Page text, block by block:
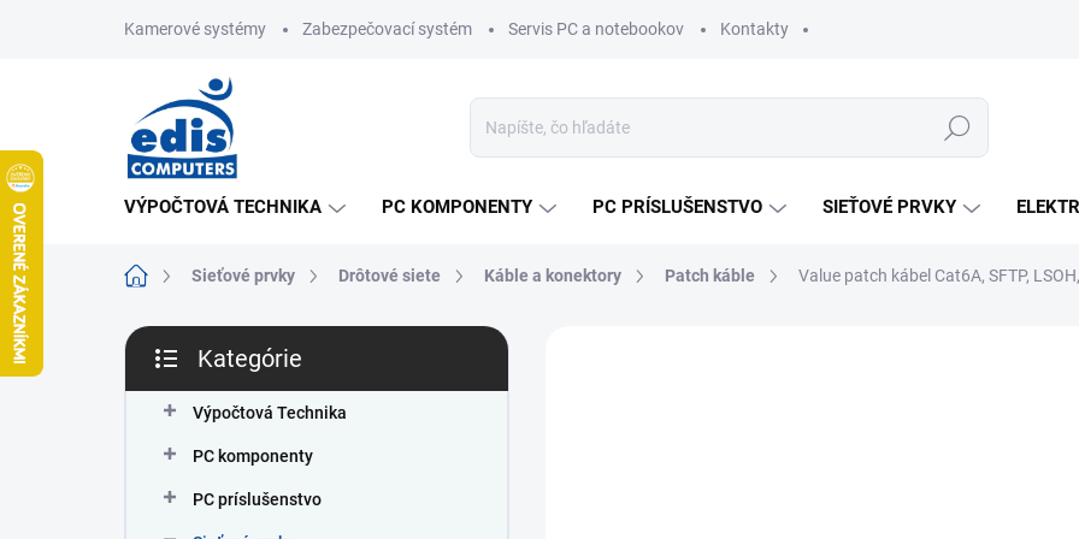
Kamerové systémy Zabezpečovací systém Servis PC a notebookov Kontakty
Hľadať
VÝPOČTOVÁ TECHNIKA PC KOMPONENTY PC PRÍSLUŠENSTVO SIEŤOVÉ PRVKY
DomovSieťové prvky Drôtové siete Káble a konektory Patch káble Value patch kábel Cat6A, SFTP,
B
č
kategórie
Kategórie
Výpočtová Technika
PC komponenty
PC príslušenstvo